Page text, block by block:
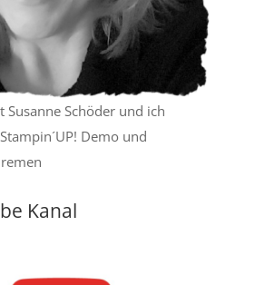
Susanne Schöder und ich
Demo und
Kanal